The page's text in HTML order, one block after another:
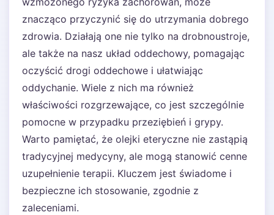
znacząco przyczynić się do utrzymania dobrego
zdrowia. Działają one nie tylko na drobnoustroje,
ale także na nasz układ oddechowy, pomagając
oczyścić drogi oddechowe i ułatwiając
oddychanie. Wiele z nich ma również
właściwości rozgrzewające, co jest szczególnie
pomocne w przypadku przeziębień i grypy.
Warto pamiętać, że olejki eteryczne nie zastąpią
tradycyjnej medycyny, ale mogą stanowić cenne
uzupełnienie terapii. Kluczem jest świadome i
bezpieczne ich stosowanie, zgodnie z
zaleceniami.